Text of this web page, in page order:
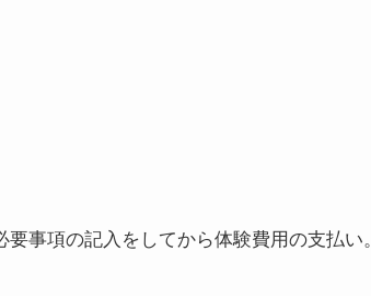
事項の記入をしてから体験費用の支払い。